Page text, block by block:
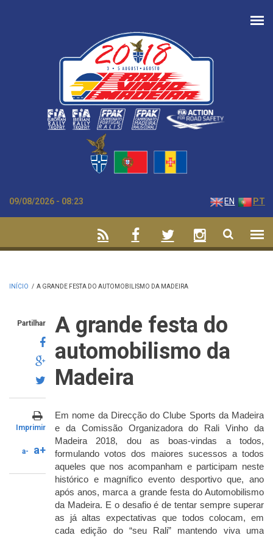
09/08/2026 - 08:23 EN PT
INÍCIO / A GRANDE FESTA DO AUTOMOBILISMO DA MADEIRA
Partilhar
Imprimir
a- a+
A grande festa do
automobilismo da
Madeira
Em nome da Direcção do Clube Sports da Madeira
e da Comissão Organizadora do Rali Vinho da
Madeira 2018, dou as boas-vindas a todos,
formulando votos dos maiores sucessos a todos
aqueles que nos acompanham e participam neste
histórico e magnífico evento desportivo que, ano
após anos, marca a grande festa do Automobilismo
da Madeira. E o desafio é de tentar sempre superar
as já altas expectativas que todos colocam, em
cada edição do “seu Rali” mantendo viva uma